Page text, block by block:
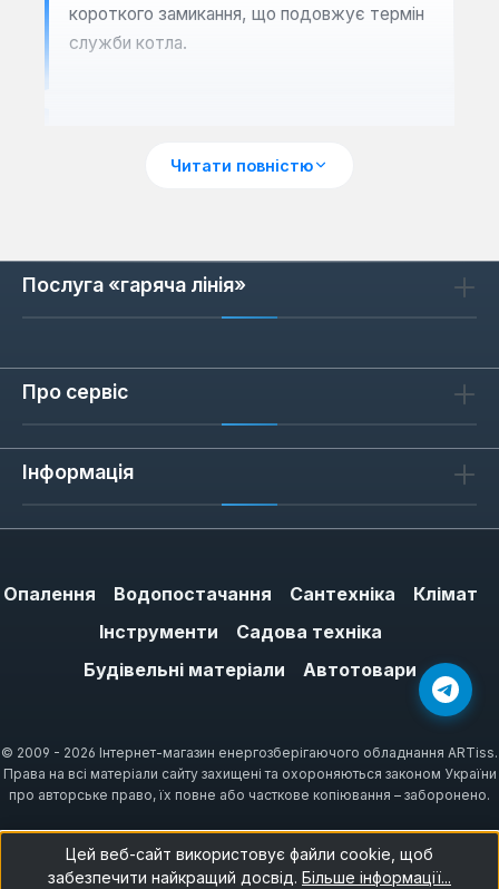
короткого замикання, що подовжує термін
служби котла.
котла Ferroli
моделлю котла Ferroli. Зверніть увагу на тип
роз'ємів та кількість контактів — вони
мають збігатися з оригінальною платою.
перевірте маркування старої деталі.
Оригінальні плати Eurosit мають
відповідність європейським стандартам
Сумісність та встановлення
Плати керування Eurosit підходять для
більшості моделей котлів Ferroli, включаючи
електроніки: відключіть котел від мережі,
демонтуйте стару плату, підключіть нову
згідно зі схемою. Рекомендуємо довірити
монтаж фахівцю, щоб уникнути помилок у
підключенні.
Читати повністю
Послуга «гаряча лінія»
Про сервіс
Інформація
Опалення Водопостачання Сантехніка
Клімат
Інструменти
Садова техніка
Будівельні матеріали
Автотовари
© 2009 - 2026 Інтернет-магазин енергозберігаючого обладнання ARTiss.
Права на всі матеріали сайту захищені та охороняються законом України
про авторське право, їх повне або часткове копіювання – заборонено.
Цей веб-сайт використовує файли cookie, щоб
забезпечити найкращий досвід. Більше інформації...